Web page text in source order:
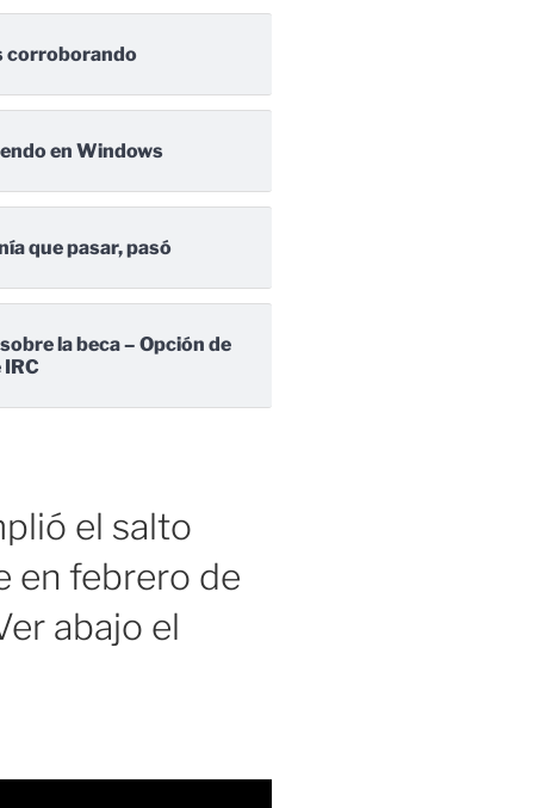
corroborando
en Windows
que pasar, pasó
la beca – Opción de
el salto
en febrero de
abajo el